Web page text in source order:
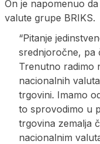
On je napomenuo
valute grupe BRIKS.
“Pitanje
srednjoročne, pa
Trenutno radimo
nacionalnih
trgovini. Imamo
to sprovodimo u
trgovina zemalja
nacionalnim